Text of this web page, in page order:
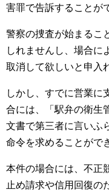
害罪で告訴することが
警察の捜査が始まるこ
しれませんし、場合に
取消して欲しいと申入
しかし、すでに営業に
合には、「駅弁の衛生
文書で第三者に言いふ
命令を求めることがで
本件の場合には、不正
止め請求や信用回復の